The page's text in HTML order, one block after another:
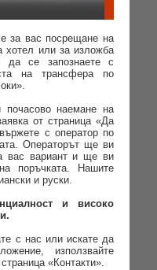
за вас посрещане на
хотел или за изложба
да се запознаете с
на трансфера по
почасово наемане на
от страница «Да
с оператор по
Операторът ще ви
вас вариант и ще ви
поръчката. Нашите
и руски.
и високо
с нас или искате да
използвайте
«Контакти».